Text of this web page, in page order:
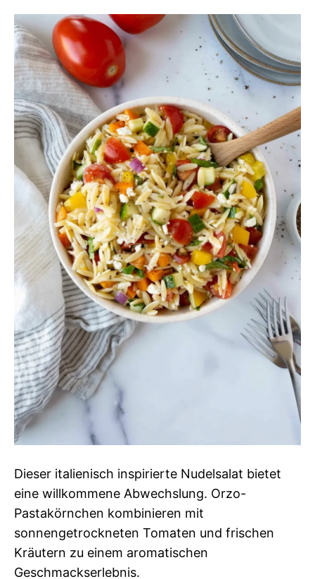
Dieser italienisch inspirierte Nudelsalat bietet
eine willkommene Abwechslung. Orzo-
Pastakörnchen kombinieren mit
sonnengetrockneten Tomaten und frischen
Kräutern zu einem aromatischen
Geschmackserlebnis.